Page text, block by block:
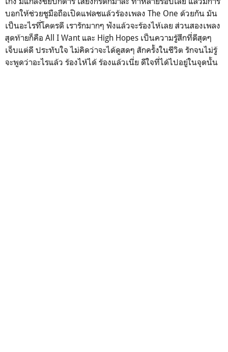
บอกให้ช่วยชูมือถือเปิดแฟลชแล้วร้องเพลง The One ด้วยกัน มัน
เป็นอะไรที่โคตรดี เรารักมากๆ ฟังแล้วจะร้องไห้เลย ส่วนสองเพลง
สุดท้ายก็คือ All I Want และ High Hopes เป็นความรู้สึกที่ดีสุดๆ
เจ็บแต่ดี ประทับใจ ไม่คิดว่าจะได้ดูสดๆ สักครั้งในชีวิต รักจนไม่รู้
จะพูดว่าอะไรแล้ว ร้องไห้ได้ ร้องแล้วเนี่ย ดีใจที่ได้ไปอยู่ในจุดนั้น